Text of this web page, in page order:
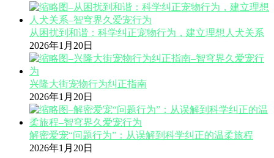
从困扰到和谐：科学纠正宠物行为，建立理想人犬关系
2026年1月20日
兴隆大街宠物行为纠正指南
2026年1月20日
解密爱宠“问题行为”：从误解到科学纠正的温柔旅程
2026年1月20日